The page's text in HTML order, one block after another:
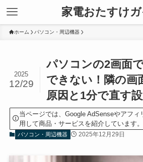
家電おたすけ
ホーム パソコン・周辺機器
パソコンの2画面
できない！隣の画
原因と1分で直す
2025
12/29
当ページでは、Google AdSenseやアフィ
用して商品・サービスを紹介しています。
パソコン・周辺機器 2025年12月29日